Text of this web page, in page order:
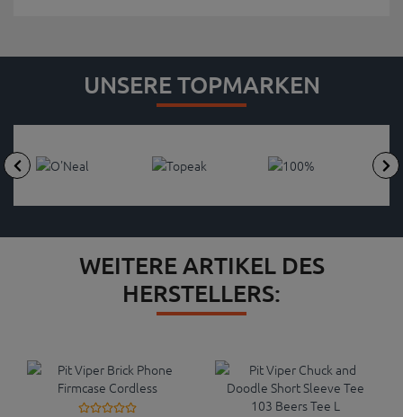
UNSERE TOPMARKEN
WEITERE ARTIKEL DES
HERSTELLERS: